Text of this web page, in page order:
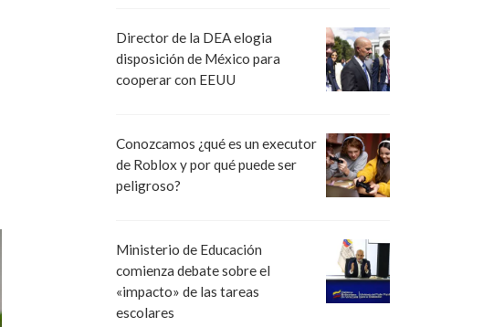
Director de la DEA elogia
disposición de México para
cooperar con EEUU
Conozcamos ¿qué es un executor
de Roblox y por qué puede ser
peligroso?
Ministerio de Educación
comienza debate sobre el
«impacto» de las tareas
escolares